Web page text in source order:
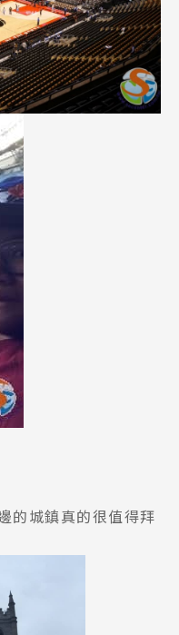
的城鎮真的很值得拜